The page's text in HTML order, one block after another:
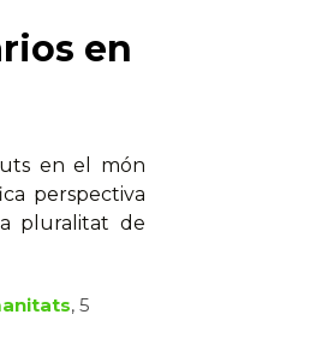
en
en el món
perspectiva
pluralitat de
, 5